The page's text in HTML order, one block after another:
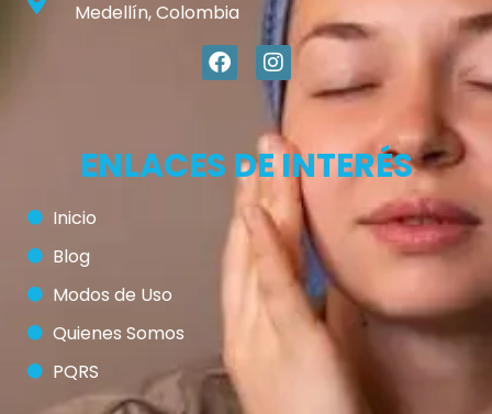
Medellín, Colombia
ENLACES DE INTERÉS
Inicio
Blog
Modos de Uso
Quienes Somos
PQRS